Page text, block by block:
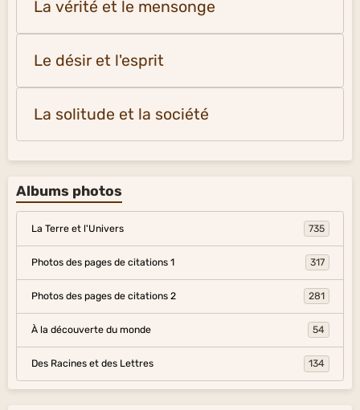
La vérité et le mensonge
Le désir et l'esprit
La solitude et la société
Albums photos
La Terre et l'Univers 735
Photos des pages de citations 1 317
Photos des pages de citations 2 281
À la découverte du monde 54
Des Racines et des Lettres 134